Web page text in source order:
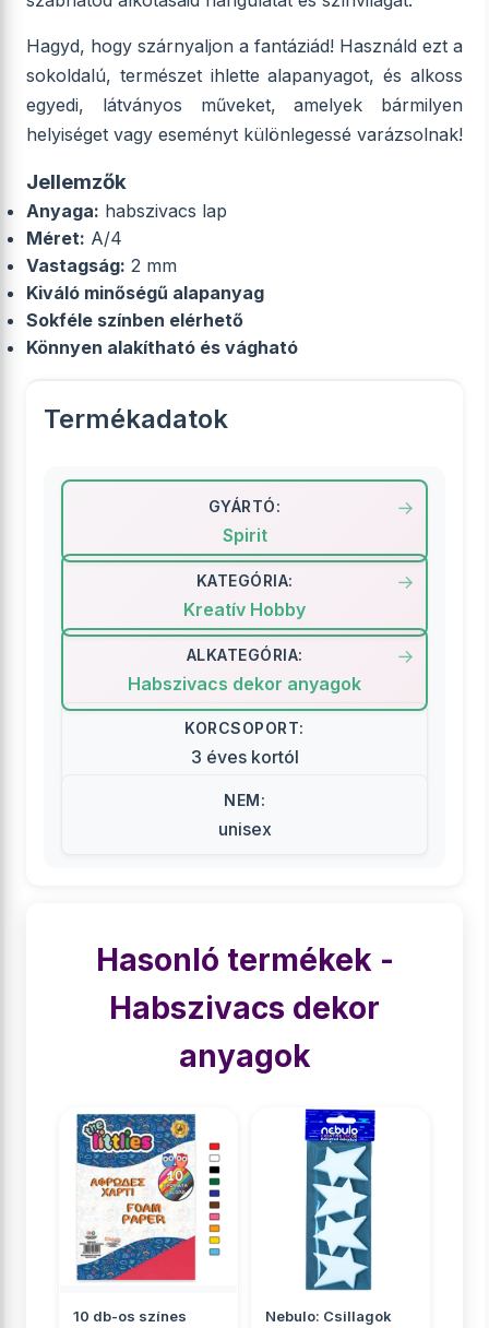
Hagyd, hogy szárnyaljon a fantáziád! Használd ezt a
sokoldalú, természet ihlette alapanyagot, és alkoss
egyedi, látványos műveket, amelyek bármilyen
helyiséget vagy eseményt különlegessé varázsolnak!
Jellemzők
Anyaga: habszivacs lap
Méret: A/4
Vastagság: 2 mm
Kiváló minőségű alapanyag
Sokféle színben elérhető
Könnyen alakítható és vágható
Termékadatok
GYÁRTÓ:
Spirit
KATEGÓRIA:
Kreatív Hobby
ALKATEGÓRIA:
Habszivacs dekor anyagok
KORCSOPORT:
3 éves kortól
NEM:
unisex
Hasonló termékek -
Habszivacs dekor
anyagok
10 db-os színes
Nebulo: Csillagok